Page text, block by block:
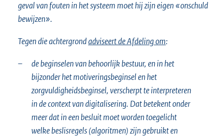
geval van fouten in het systeem moet hij zijn eigen «onschuld
bewijzen».
Tegen die achtergrondadviseert de Afdeling om:
–
de beginselen van behoorlijk bestuur, en in het
bijzonder het motiveringsbeginsel en het
zorgvuldigheidsbeginsel, verscherpt te interpreteren
in de context van digitalisering. Dat betekent onder
meer dat in een besluit moet worden toegelicht
welke beslisregels (algoritmen) zijn gebruikt en